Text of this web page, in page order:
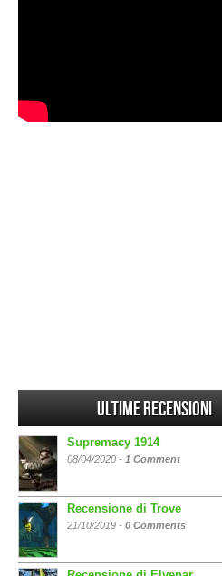
Ultime Recensioni
Supremacy 1914
08/04/2020 - 1 Comment
Recensione di Trove
21/10/2019 - 0 Comments